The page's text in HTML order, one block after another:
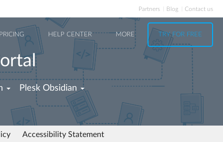
Partners Blog Contact us
PRICING HELP CENTER MORE TRY FOR FREE
Plesk Obsidian
Accessibility Statement